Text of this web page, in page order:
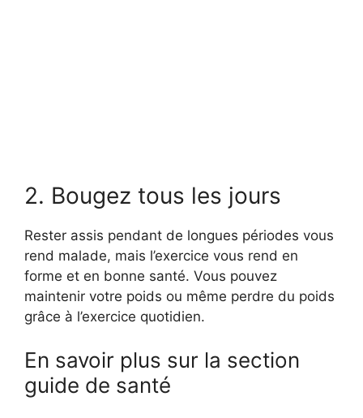
2. Bougez tous les jours
Rester assis pendant de longues périodes vous
rend malade, mais l’exercice vous rend en
forme et en bonne santé. Vous pouvez
maintenir votre poids ou même perdre du poids
grâce à l’exercice quotidien.
En savoir plus sur la section
guide de santé